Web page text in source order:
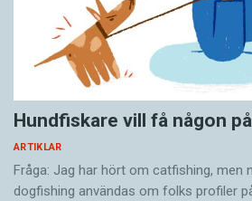
Det svenska namnetgarfågel
färöiskansgorfuglur . Kanske
lappsparv och lappuggla
trivialnamn?
Lappugglaskulle
ránesskuolfi. Skulle ett sådant
vedertaget?
Under året somgått har jag
Hundfiskare vill få någon
ARTIKLAR
Fråga: Jag har hört om catfishing, men
dogfishing användas om folks profiler